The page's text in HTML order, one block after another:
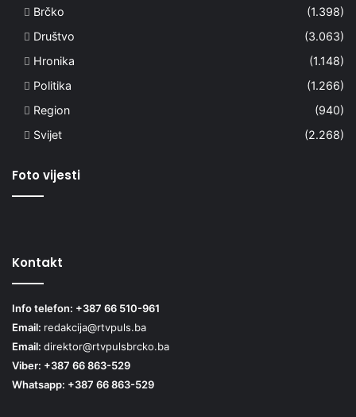
Brčko
(1.398)
Društvo
(3.063)
Hronika
(1.148)
Politika
(1.266)
Region
(940)
Svijet
(2.268)
Foto vijesti
Kontakt
Info telefon: +387 66 510-961
Email: redakcija@rtvpuls.ba
Email: direktor@rtvpulsbrcko.ba
Viber: +387 66 863-529
Whatsapp: +387 66 863-529